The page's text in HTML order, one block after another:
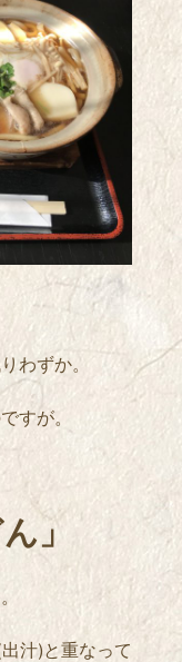
わずか。
すが。
」
汁)と重なって